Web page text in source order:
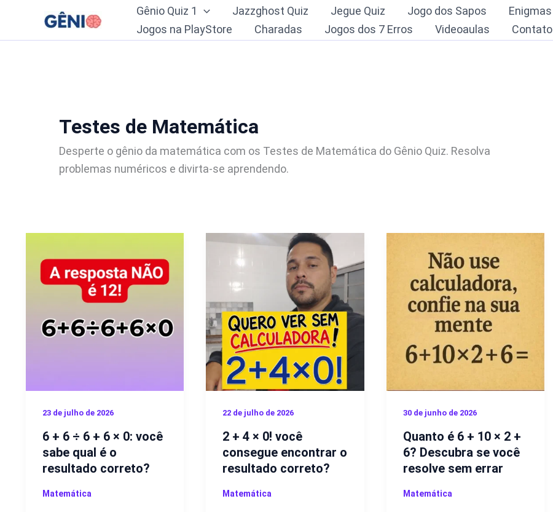
o
Gênio Quiz 1 Jazzghost Quiz Jegue Quiz Jogo dos Sapos Enigmas
Jogos na PlayStore
Charadas Jogos dos 7 Erros Videoaulas Contato
Testes de Matemática
Desperte o gênio da matemática com os Testes de Matemática do Gênio Quiz. Resolva
problemas numéricos e divirta-se aprendendo.
23 de julho de 2026
6 + 6 ÷ 6 + 6 × 0: você
sabe qual é o
resultado correto?
Matemática
22 de julho de 2026
2 + 4 × 0! você
consegue encontrar o
resultado correto?
Matemática
30 de junho de 2026
Quanto é 6 + 10 × 2 +
6? Descubra se você
resolve sem errar
Matemática